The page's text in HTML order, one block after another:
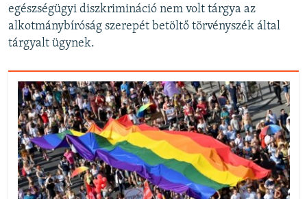
egészségügyi diszkrimináció nem volt tárgya az
alkotmánybíróság szerepét betöltő törvényszék által
tárgyalt ügynek.